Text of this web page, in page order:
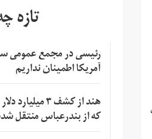
تازه
رئیسی در مجمع عمومی
آمریکا اطمینان نداریم
هند از کشف ۳
که از بندرعباس منتقل